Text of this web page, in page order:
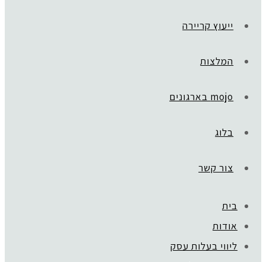
ייעוץ קריירה
המלצות
mojo בארגונים
בלוג
צור קשר
בית
אודות
ליווי בעלות עסקcover2